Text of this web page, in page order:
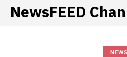
NewsFEED
NEWS